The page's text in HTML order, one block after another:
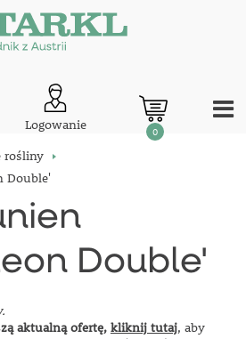
Logowanie 0
rośliny
Double'
Double'
aktualną ofertę, kliknij tutaj, aby